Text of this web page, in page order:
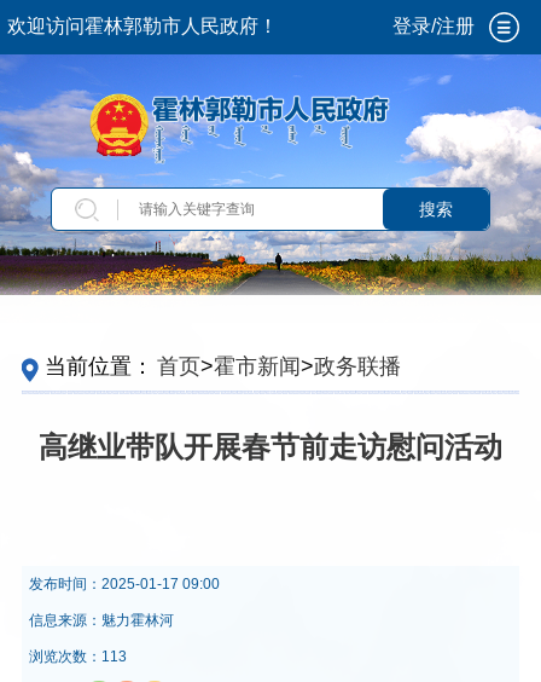
欢迎访问霍林郭勒市人民政府！ 登录/注册
搜索
当前位置： 首页>霍市新闻>政务联播
高继业带队开展春节前走访慰问活动
发布时间： 2025-01-17 09:00
信息来源： 魅力霍林河
浏览次数：113